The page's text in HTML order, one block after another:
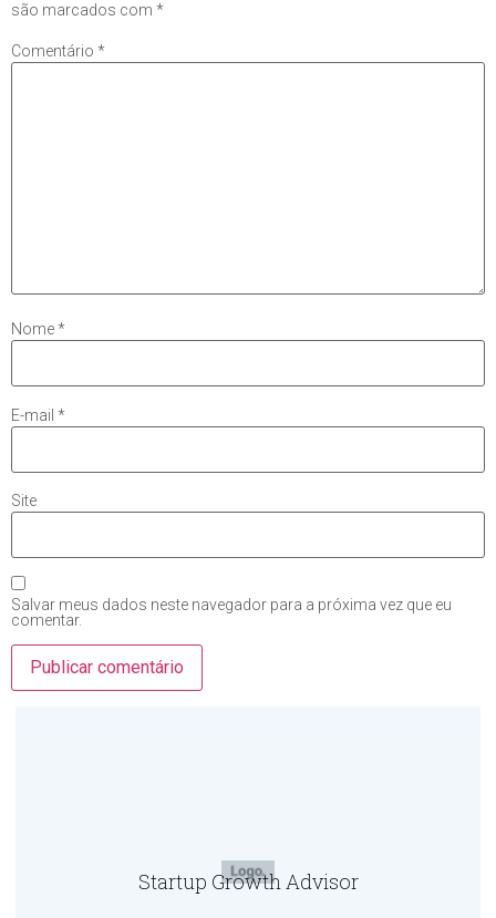
são marcados com *
Comentário *
Nome*
E-mail *
Site
Salvar meus dados neste navegador para a próxima vez que eu
comentar.
Startup Growth Advisor